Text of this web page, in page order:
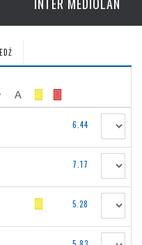
6.44
7.17
5.28